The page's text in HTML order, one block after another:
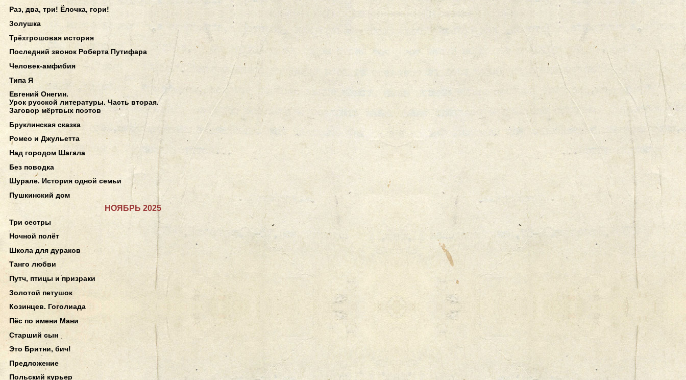
Раз, два, три! Ёлочка, гори!
Золушка
Трёхгрошовая история
Последний звонок Роберта Путифара
Человек-амфибия
Типа Я
Евгений Онегин.
Урок русской литературы. Часть вторая.
Заговор мёртвых поэтов
Бруклинская сказка
Ромео и Джульетта
Над городом Шагала
Без поводка
Шурале. История одной семьи
Пушкинский дом
НОЯБРЬ 2025
Три сестры
Ночной полёт
Школа для дураков
Танго любви
Путч, птицы и призраки
Золотой петушок
Козинцев. Гоголиада
Пёс по имени Мани
Старший сын
Это Бритни, бич!
Предложение
Польский курьер